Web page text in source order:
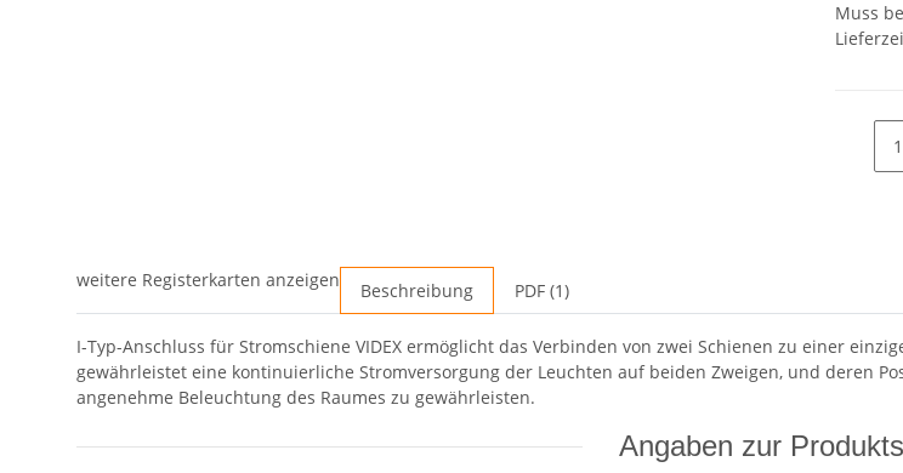
Muss
weitere Registerkarten anzeigen Beschreibung PDF (1)
I-Typ-Anschluss für Stromschiene VIDEX ermöglicht das Verbinden von zwei Schienen zu einer
gewährleistet eine kontinuierliche Stromversorgung der Leuchten auf beiden Zweigen, und deren
angenehme Beleuchtung des Raumes zu gewährleisten.
Angaben zur